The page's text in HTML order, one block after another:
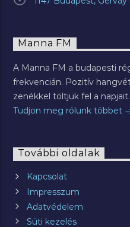
Manna FM
A Manna FM a budapesti
frekvencián. Pozitív
zenékkel töltjük fel a napjait.
Tudjon meg rólunk többet
További oldalak
Kapcsolat
Impresszum
Adatvédelem
Süti kezelés